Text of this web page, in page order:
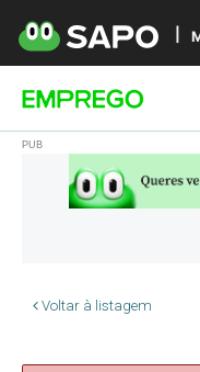
Voltar à listagem